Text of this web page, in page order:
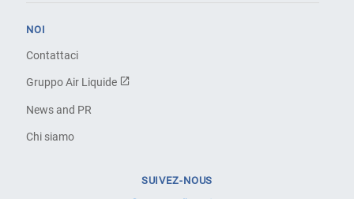
NOI
Contattaci
Gruppo Air Liquide
News and PR
Chi siamo
SUIVEZ-NOUS